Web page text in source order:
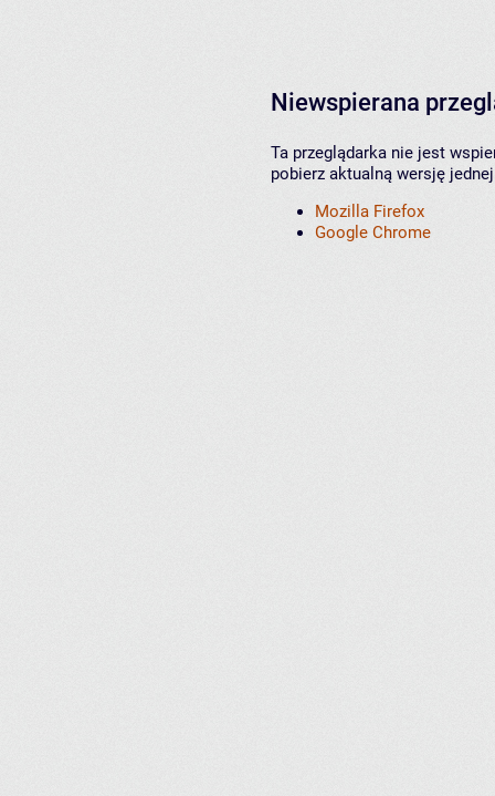
Niewspierana
Ta przeglądarka nie jest
pobierz aktualną wersję
Mozilla Firefox
Google Chrome